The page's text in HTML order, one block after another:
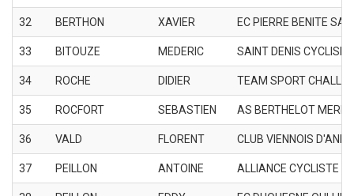
32 BERTHON XAVIER EC PIERRE BENITE
33 BITOUZE MEDERIC SAINT DENIS
34 ROCHE DIDIER TEAM SPORT
35 ROCFORT SEBASTIEN AS BERTHELOT
36 VALD FLORENT CLUB VIENNOIS
37 PEILLON ANTOINE ALLIANCE CYCLISTE